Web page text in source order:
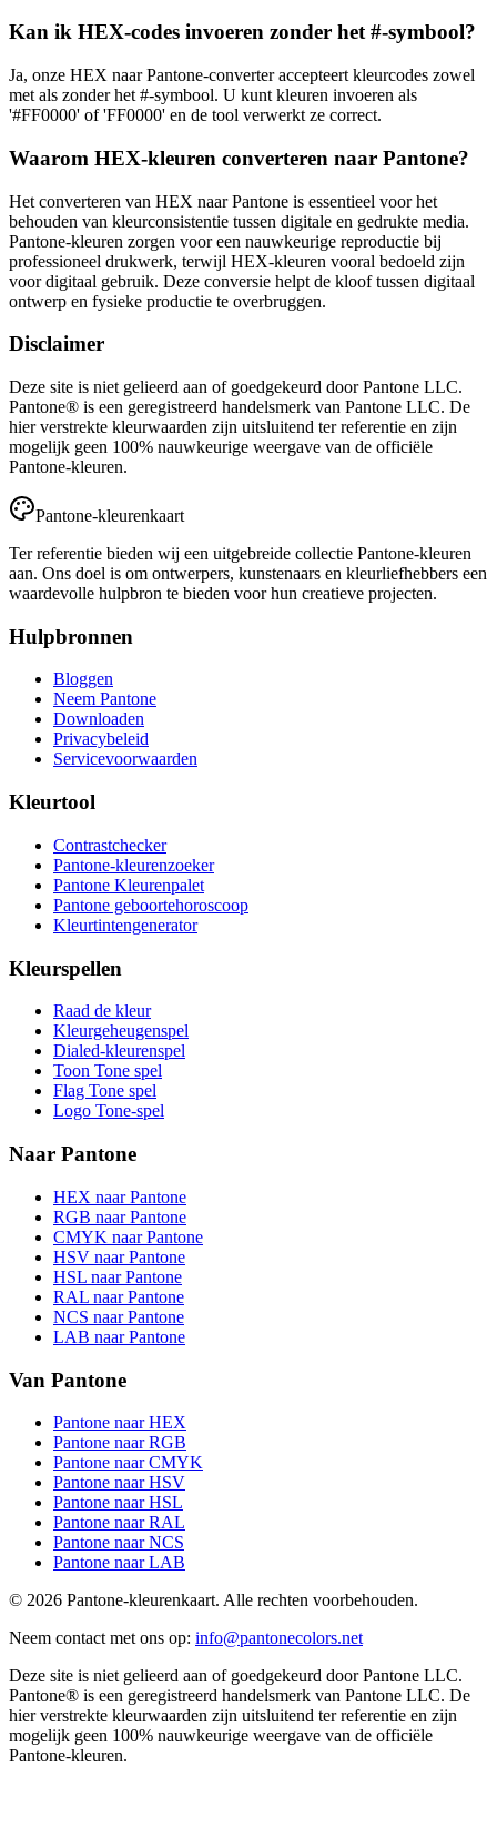
Kan ik HEX-codes invoeren zonder het #-symbool?
Ja, onze HEX naar Pantone-converter accepteert kleurcodes zowel
met als zonder het #-symbool. U kunt kleuren invoeren als
'#FF0000' of 'FF0000' en de tool verwerkt ze correct.
Waarom HEX-kleuren converteren naar Pantone?
Het converteren van HEX naar Pantone is essentieel voor het
behouden van kleurconsistentie tussen digitale en gedrukte media.
Pantone-kleuren zorgen voor een nauwkeurige reproductie bij
professioneel drukwerk, terwijl HEX-kleuren vooral bedoeld zijn
voor digitaal gebruik. Deze conversie helpt de kloof tussen digitaal
ontwerp en fysieke productie te overbruggen.
Disclaimer
Deze site is niet gelieerd aan of goedgekeurd door Pantone LLC.
Pantone® is een geregistreerd handelsmerk van Pantone LLC. De
hier verstrekte kleurwaarden zijn uitsluitend ter referentie en zijn
mogelijk geen 100% nauwkeurige weergave van de officiële
Pantone-kleuren.
Pantone-kleurenkaart
Ter referentie bieden wij een uitgebreide collectie Pantone-kleuren
aan. Ons doel is om ontwerpers, kunstenaars en kleurliefhebbers een
waardevolle hulpbron te bieden voor hun creatieve projecten.
Hulpbronnen
Bloggen
Neem Pantone
Downloaden
Privacybeleid
Servicevoorwaarden
Kleurtool
Contrastchecker
Pantone-kleurenzoeker
Pantone Kleurenpalet
Pantone geboortehoroscoop
Kleurtintengenerator
Kleurspellen
Raad de kleur
Kleurgeheugenspel
Dialed-kleurenspel
Toon Tone spel
Flag Tone spel
Logo Tone-spel
Naar Pantone
HEX naar Pantone
RGB naar Pantone
CMYK naar Pantone
HSV naar Pantone
HSL naar Pantone
RAL naar Pantone
NCS naar Pantone
LAB naar Pantone
Van Pantone
Pantone naar HEX
Pantone naar RGB
Pantone naar CMYK
Pantone naar HSV
Pantone naar HSL
Pantone naar RAL
Pantone naar NCS
Pantone naar LAB
© 2026 Pantone-kleurenkaart. Alle rechten voorbehouden.
Neem contact met ons op: info@pantonecolors.net
Deze site is niet gelieerd aan of goedgekeurd door Pantone LLC.
Pantone® is een geregistreerd handelsmerk van Pantone LLC. De
hier verstrekte kleurwaarden zijn uitsluitend ter referentie en zijn
mogelijk geen 100% nauwkeurige weergave van de officiële
Pantone-kleuren.